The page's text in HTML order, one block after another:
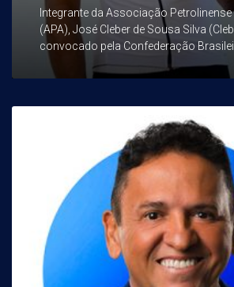
Integrante da Associação
(APA), José Cleber de Sousa Silva
convocado pela Confederação